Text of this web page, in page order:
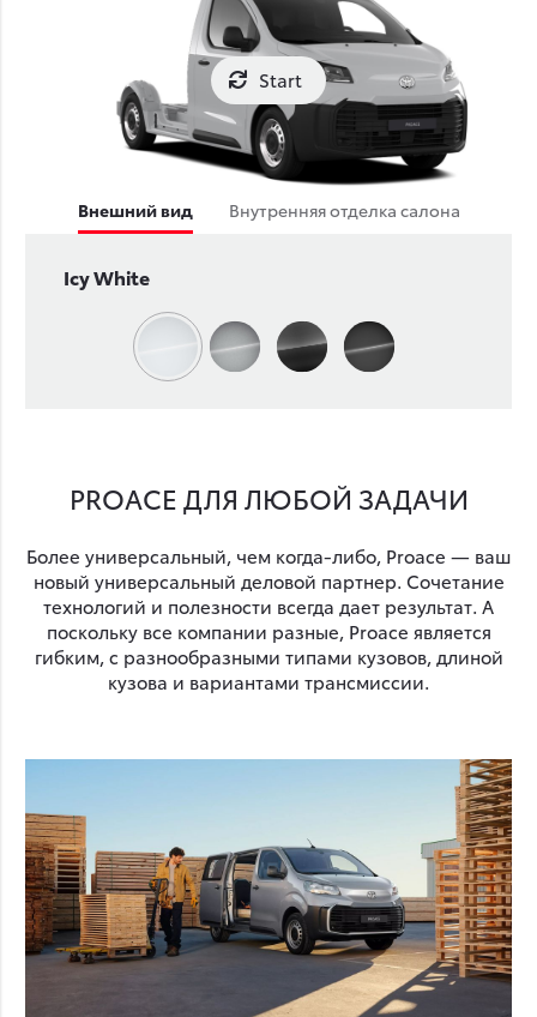
Start
Внешний вид Внутренняя отделка салона
Icy White
PROACE ДЛЯ ЛЮБОЙ ЗАДАЧИ
Более универсальный, чем когда-либо, Proace — ваш
новый универсальный деловой партнер. Сочетание
технологий и полезности всегда дает результат. А
поскольку все компании разные, Proace является
гибким, с разнообразными типами кузовов, длиной
кузова и вариантами трансмиссии.